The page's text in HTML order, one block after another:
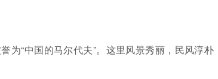
为“中国的马尔代夫”。这里风景秀丽，民风淳朴